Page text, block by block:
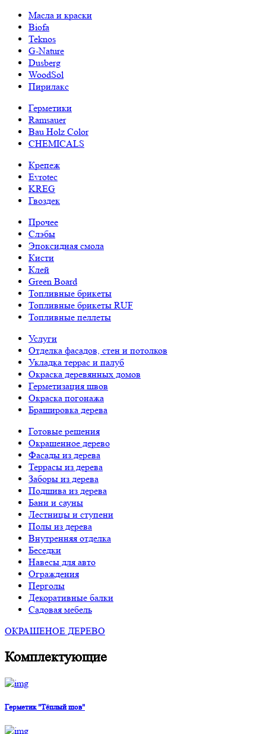
Масла и краски
Biofa
Teknos
G-Nature
Dusberg
WoodSol
Пирилакс
Герметики
Ramsauer
Bau Holz Color
CHEMICALS
Крепеж
Evrotec
KREG
Гвоздек
Прочее
Слэбы
Эпоксидная смола
Кисти
Клей
Green Board
Топливные брикеты
Топливные брикеты RUF
Топливные пеллеты
Услуги
Отделка фасадов, стен и потолков
Укладка террас и палуб
Окраска деревянных домов
Герметизация швов
Окраска погонажа
Брашировка дерева
Готовые решения
Окрашенное дерево
Фасады из дерева
Террасы из дерева
Заборы из дерева
Подшива из дерева
Бани и сауны
Лестницы и ступени
Полы из дерева
Внутренняя отделка
Беседки
Навесы для авто
Ограждения
Перголы
Декоративные балки
Садовая мебель
ОКРАШЕНОЕ ДЕРЕВО
Комплектующие
Герметик "Тёплый шов"